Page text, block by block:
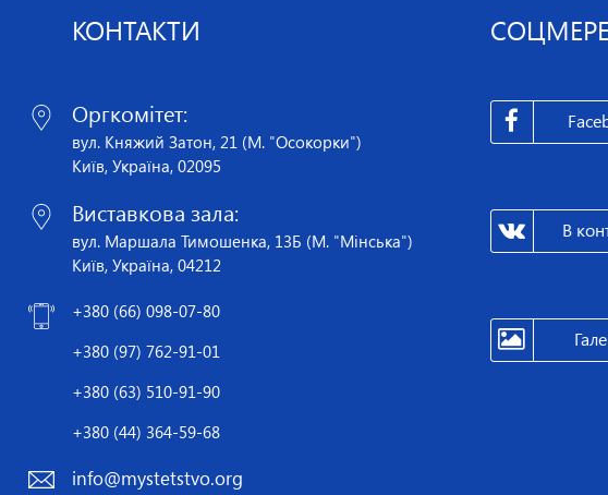
КОНТАКТИ
Оргкомітет:
вул. Княжий Затон, 21 (М. "Осокорки")
Київ, Україна, 02095
Виставкова зала:
вул. Маршала Тимошенка, 13Б (М. "Мінська")
Київ, Україна, 04212
+380 (66) 098-07-80
+380 (97) 762-91-01
+380 (63) 510-91-90
+380 (44) 364-59-68
info@mystetstvo.org
В